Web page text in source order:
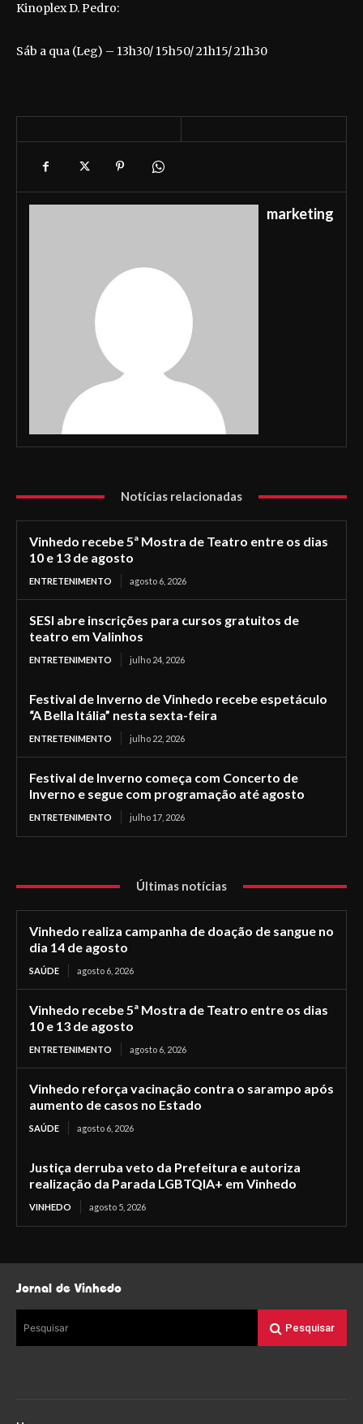
Kinoplex D. Pedro:
Sáb a qua (Leg) – 13h30/ 15h50/ 21h15/ 21h30
marketing
Notícias relacionadas
Vinhedo recebe 5ª Mostra de Teatro entre os dias
10 e 13 de agosto
ENTRETENIMENTO agosto 6, 2026
SESI abre inscrições para cursos gratuitos de
teatro em Valinhos
ENTRETENIMENTO julho 24, 2026
Festival de Inverno de Vinhedo recebe espetáculo
“A Bella Itália” nesta sexta-feira
ENTRETENIMENTO julho 22, 2026
Festival de Inverno começa com Concerto de
Inverno e segue com programação até agosto
ENTRETENIMENTO julho 17, 2026
Últimas notícias
Vinhedo realiza campanha de doação de sangue no
dia 14 de agosto
SAÚDE agosto 6, 2026
Vinhedo recebe 5ª Mostra de Teatro entre os dias
10 e 13 de agosto
ENTRETENIMENTO agosto 6, 2026
Vinhedo reforça vacinação contra o sarampo após
aumento de casos no Estado
SAÚDE agosto 6, 2026
Justiça derruba veto da Prefeitura e autoriza
realização da Parada LGBTQIA+ em Vinhedo
VINHEDO agosto 5, 2026
Jornal de Vinhedo
Pesquisar Pesquisar